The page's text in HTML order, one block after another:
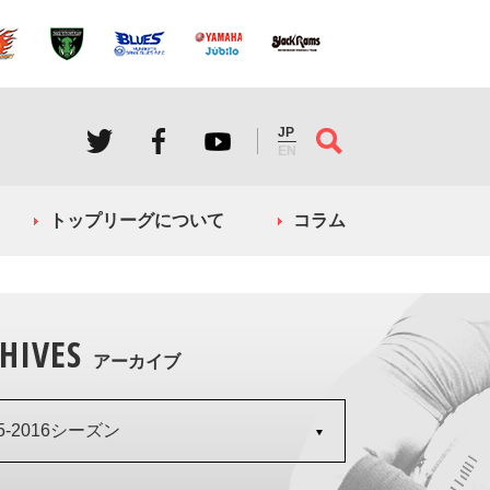
JP
EN
トップリーグについて コラム
アーカイブ
2016シーズン